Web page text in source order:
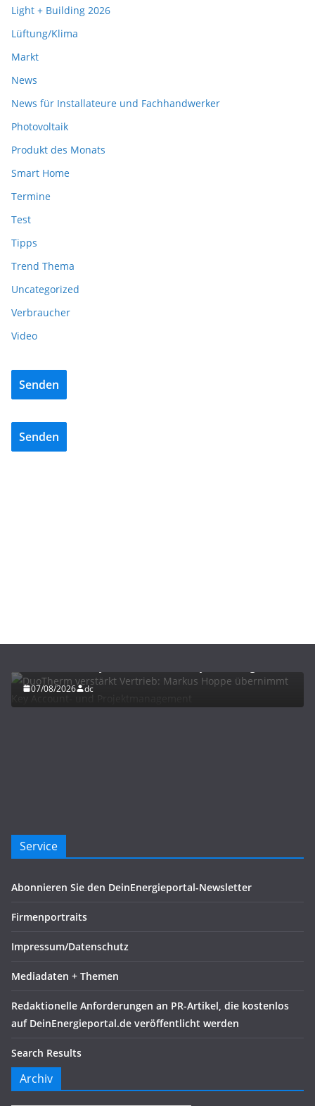
Light + Building 2026
Lüftung/Klima
Markt
News
News für Installateure und Fachhandwerker
Photovoltaik
Produkt des Monats
Smart Home
Termine
Test
Tipps
Trend Thema
Uncategorized
Verbraucher
Video
Senden
Senden
07/08/2026 dc
Service
Abonnieren Sie den DeinEnergieportal-Newsletter
Firmenportraits
Impressum/Datenschutz
Mediadaten + Themen
Redaktionelle Anforderungen an PR-Artikel, die kostenlos
auf DeinEnergieportal.de veröffentlicht werden
Search Results
Archiv